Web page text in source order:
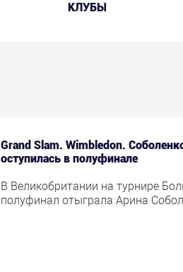
КЛУБЫ
Grand Slam. Wimbledon.
оступилась в полуфинале
В Великобритании на турнире
полуфинал отыграла Арина